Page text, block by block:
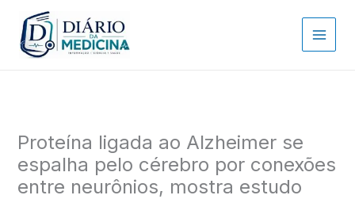
para
conteúdo
Proteína ligada ao Alzheimer se
espalha pelo cérebro por conexões
entre neurônios, mostra estudo